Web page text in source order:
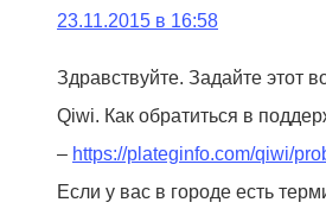
23.11.2015 в 16:58
Здравствуйте. Задайте этот
Qiwi. Как обратиться в
– https://plateginfo.com/qiwi/
Если у вас в городе есть